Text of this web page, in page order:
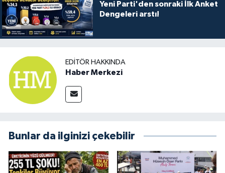
Yeni Parti'den sonraki İlk Anket
Dengeleri arstı!
EDITÖR HAKKINDA
Haber Merkezi
Bunlar da ilginizi çekebilir